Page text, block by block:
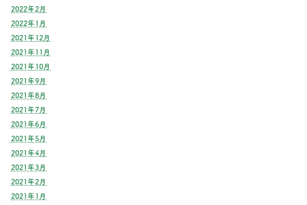
2022年2月
2022年1月
2021年12月
2021年11月
2021年10月
2021年9月
2021年8月
2021年7月
2021年6月
2021年5月
2021年4月
2021年3月
2021年2月
2021年1月